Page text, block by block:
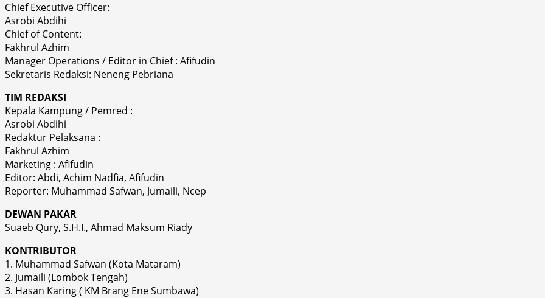
Chief Executive Officer:
Asrobi Abdihi
Chief of Content:
Fakhrul Azhim
Manager Operations / Editor in Chief : Afifudin
Sekretaris Redaksi: Neneng Pebriana
TIM REDAKSI
Kepala Kampung / Pemred :
Asrobi Abdihi
Redaktur Pelaksana :
Fakhrul Azhim
Marketing : Afifudin
Editor: Abdi, Achim Nadfia, Afifudin
Reporter: Muhammad Safwan, Jumaili, Ncep
DEWAN PAKAR
Suaeb Qury, S.H.I., Ahmad Maksum Riady
KONTRIBUTOR
1. Muhammad Safwan (Kota Mataram)
2. Jumaili (Lombok Tengah)
3. Hasan Karing ( KM Brang Ene Sumbawa)